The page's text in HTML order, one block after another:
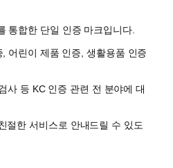
통합한 단일 인증 마크입니다.
어린이 제품 인증, 생활용품 인증
사 등 KC 인증 관련 전 분야에 대
절한 서비스로 안내드릴 수 있도